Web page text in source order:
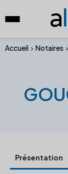
a
Accueil Notaires
Présentation